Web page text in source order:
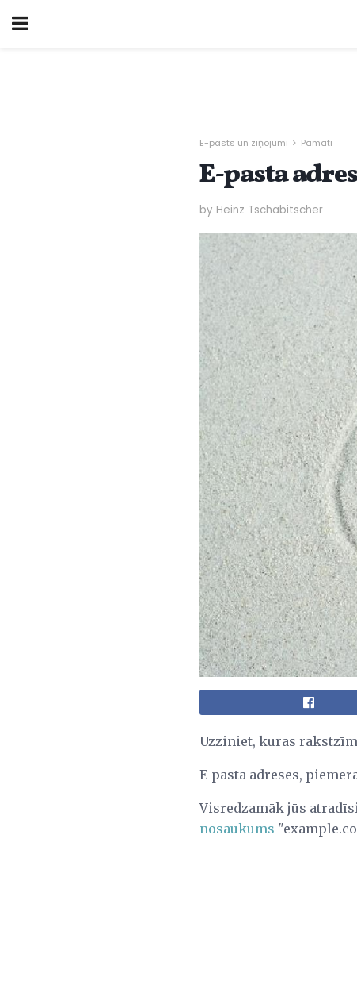
E-pasts un ziņojumi Pamati
E-pasta
by Heinz Tschabitscher
Uzziniet, kuras
E-pasta adreses,
Visredzamāk jūs
nosaukums